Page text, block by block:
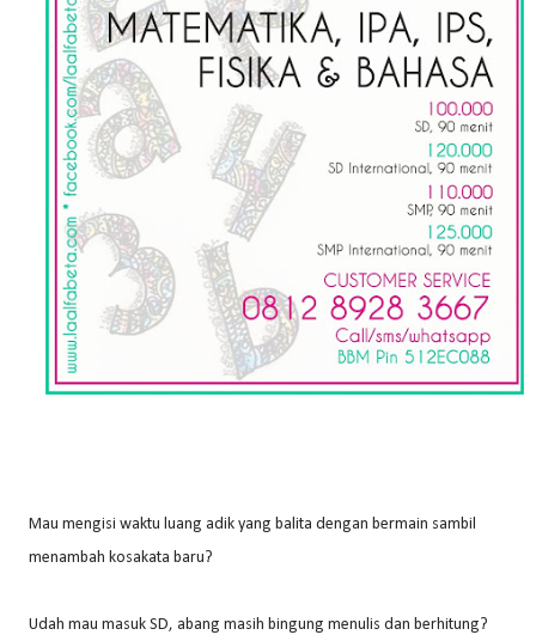
Mau mengisi waktu luang adik yang balita dengan bermain sambil
menambah kosakata baru?
Udah mau masuk SD, abang masih bingung menulis dan berhitung?